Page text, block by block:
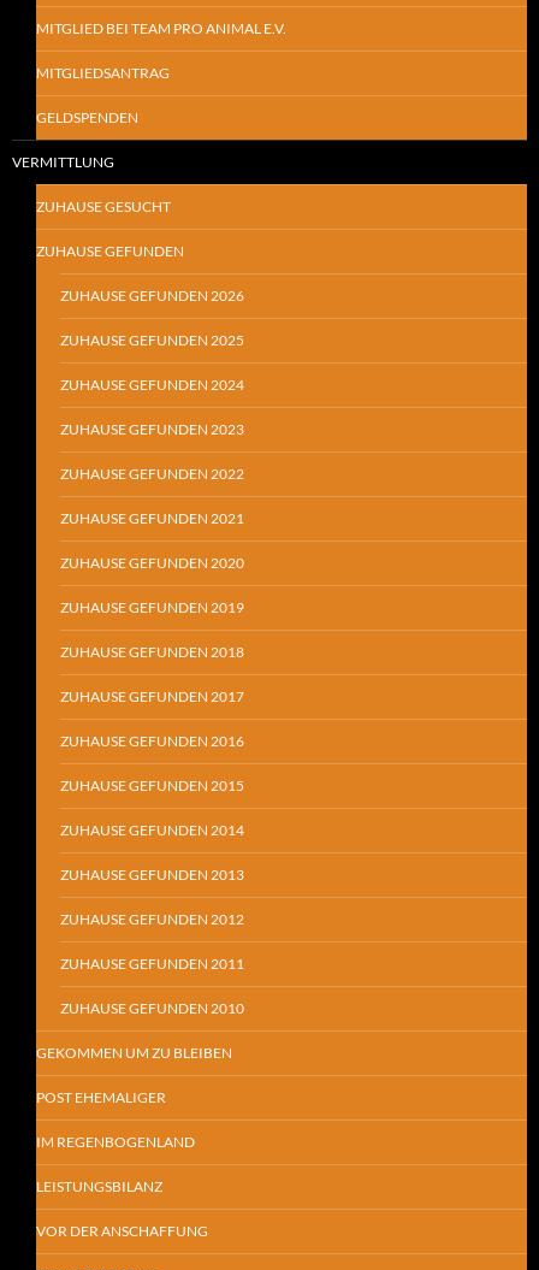
MITGLIED BEI TEAM PRO ANIMAL E.V.
MITGLIEDSANTRAG
GELDSPENDEN
VERMITTLUNG
ZUHAUSE GESUCHT
ZUHAUSE GEFUNDEN
ZUHAUSE GEFUNDEN 2026
ZUHAUSE GEFUNDEN 2025
ZUHAUSE GEFUNDEN 2024
ZUHAUSE GEFUNDEN 2023
ZUHAUSE GEFUNDEN 2022
ZUHAUSE GEFUNDEN 2021
ZUHAUSE GEFUNDEN 2020
ZUHAUSE GEFUNDEN 2019
ZUHAUSE GEFUNDEN 2018
ZUHAUSE GEFUNDEN 2017
ZUHAUSE GEFUNDEN 2016
ZUHAUSE GEFUNDEN 2015
ZUHAUSE GEFUNDEN 2014
ZUHAUSE GEFUNDEN 2013
ZUHAUSE GEFUNDEN 2012
ZUHAUSE GEFUNDEN 2011
ZUHAUSE GEFUNDEN 2010
GEKOMMEN UM ZU BLEIBEN
POST EHEMALIGER
IM REGENBOGENLAND
LEISTUNGSBILANZ
VOR DER ANSCHAFFUNG